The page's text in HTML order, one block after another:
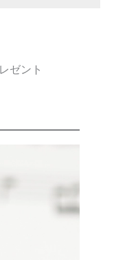
ゼント